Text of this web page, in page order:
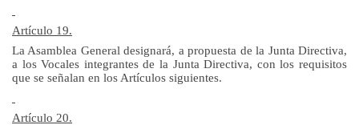
Artículo 19.
La Asamblea General designará, a propuesta dela Junta Directiva,
a los Vocales integrantes de la Junta Directiva, con los requisitos
que se señalan en los Artículos siguientes.
Artículo 20.